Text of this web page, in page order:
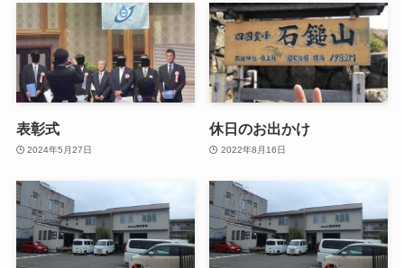
表彰式
2024年5月27日
休日のお出かけ
2022年8月16日